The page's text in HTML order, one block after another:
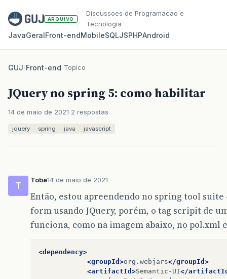
ARQUIVO
Discussoes de Programacao e
Tecnologia
JavaGeralFront‑endMobileSQLJSPHPAndroid
GUJ/Front-end/Topico
JQuery no spring 5: como habilitar
14 de maio de 2021 2 respostas
jquery spring java javascript
T
Tobe14 de maio de 2021
Então, estou apreendendo no spring tool
form usando JQuery, porém, o tag scripit de
funciona, como na imagem abaixo, no pol.xml
<dependency>
<groupId>org.webjars</groupId>
<artifactId>Semantic-UI</